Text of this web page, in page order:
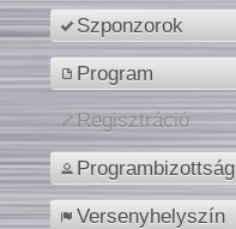
Szponzorok
Program
Regisztráció
Programbizottság
Versenyhelyszín